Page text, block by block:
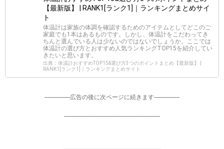
【最新版】 | RANK1[ランク1]｜ランキングまとめサイ
ト
体温計は家族の体調を確認するためのアイテムとしてどこのご
家庭でも1本はあるものです。しかし、体温計をこだわってき
ちんと選んでいる人は少ないのではないでしょうか。ここでは
体温計の選び方とおすすめ人気ランキングTOP15を紹介してい
きたいと思います。
出典：体温計おすすめTOP15&選び方3つのポイントまとめ【最新版】 |
RANK1[ランク1]｜ランキングまとめサイト
-----------------広告の後に次ページに続きます-----------------
----------------------------------------------------------------